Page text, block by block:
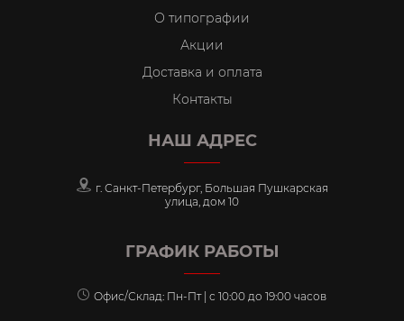
О типографии
Акции
Доставка и оплата
Контакты
НАШ АДРЕС
г. Санкт-Петербург, Большая Пушкарская
улица, дом 10
ГРАФИК РАБОТЫ
Офис/Склад: Пн-Пт | с 10:00 до 19:00 часов